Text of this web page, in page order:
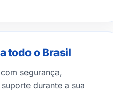
todo o Brasil
segurança,
durante a sua